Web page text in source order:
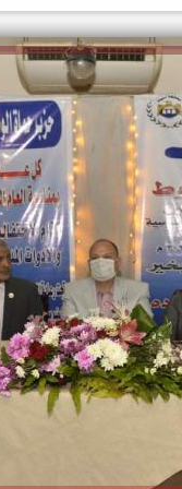
الكاتبة إلهام شرشر تهنئ الرئيس
السيسي بعيد ميلاده وتُشيد بجهوده
في بناء الدولة